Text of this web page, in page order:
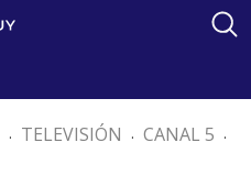
. TELEVISIÓN . CANAL 5 .